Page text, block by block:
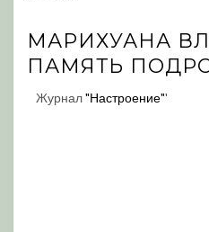
МАРИХУАНА
ПАМЯТЬ
Журнал"Настроение"'